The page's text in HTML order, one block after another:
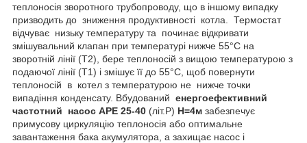
теплоносія зворотного трубопроводу, що в іншому випадку
призводить до зниження продуктивності котла. Термостат
відчуває низьку температуру та починає відкривати
змішувальний клапан при температурі нижче 55°С на
зворотній лінії (Т2), бере теплоносій з вищою температурою з
подаючої лінії (Т1) і змішує її до 55°C, щоб повернути
теплоносій в котел з температурою не нижче точки
випадіння конденсату. Вбудований енергоефективний
частотний насос APE 25-40 (літ.Р) H=4м забезпечує
примусову циркуляцію теплоносія або оптимальне
завантаження бака акумулятора, а захищає насос і